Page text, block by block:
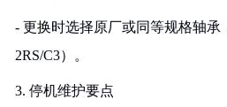
- 更换时选择原厂或同等规格轴承
2RS/C3）。
3. 停机维护要点